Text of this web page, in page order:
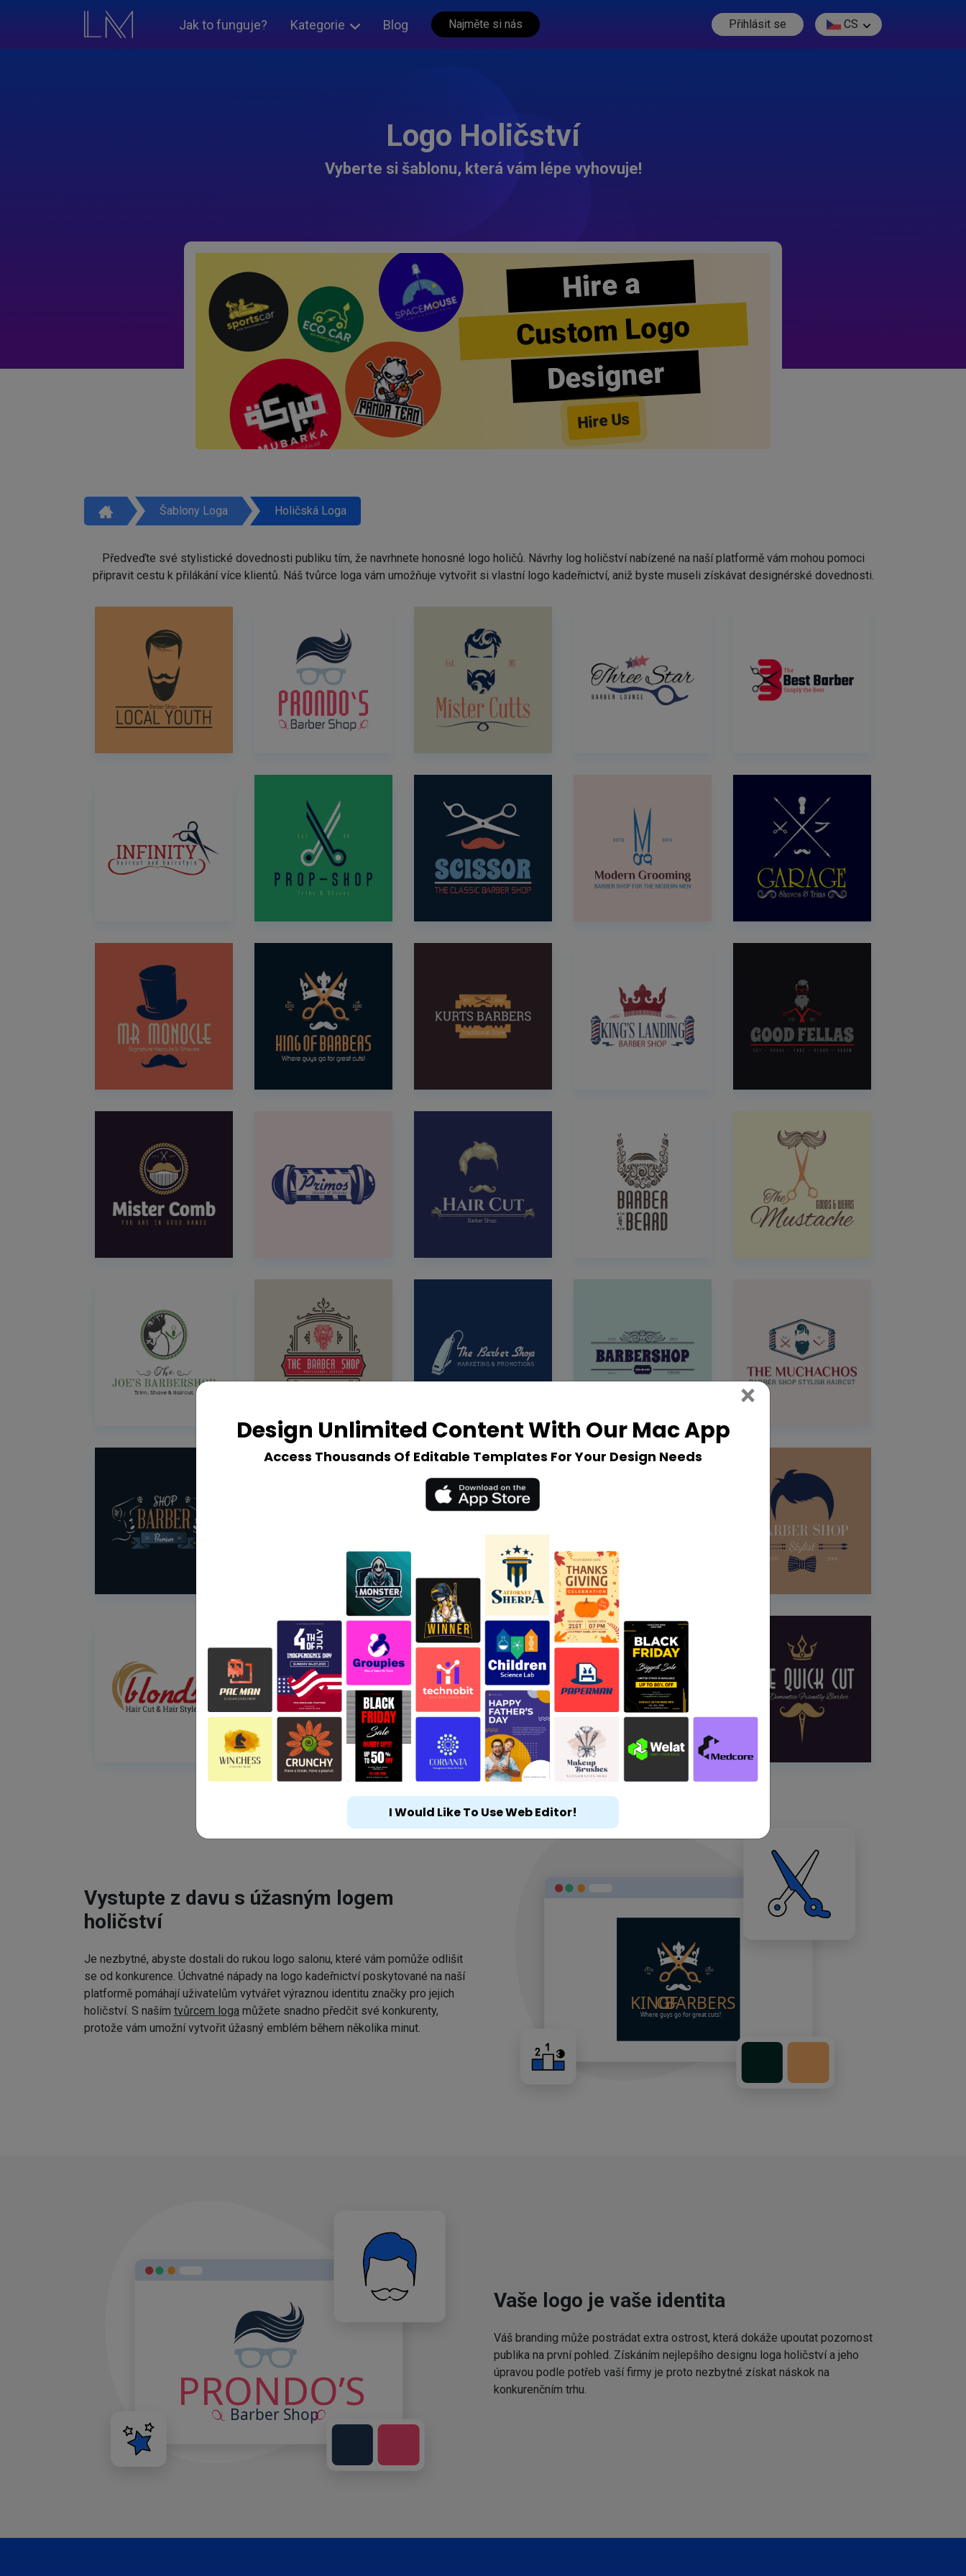
Jak to funguje? Kategorie Blog Najměte si nás Přihlásit se CS
Logo Holičství
Vyberte si šablonu, která vám lépe vyhovuje!
Hire a
Custom Logo
Designer
Hire Us
Šablony Loga Holičská Loga
Předveďte své stylistické dovednosti publiku tím, že navrhnete honosné logo holičů. Návrhy log holičství nabízené na naší platformě vám mohou pomoci
připravit cestu k přilákání více klientů. Náš tvůrce loga vám umožňuje vytvořit si vlastní logo kadeřnictví, aniž byste museli získávat designérské dovednosti.
Vystupte z davu s úžasným logem
holičství
Je nezbytné, abyste dostali do rukou logo salonu, které vám pomůže odlišit
se od konkurence. Úchvatné nápady na logo kadeřnictví poskytované na naší
platformě pomáhají uživatelům vytvářet výraznou identitu značky pro jejich
holičství. S naším tvůrcem loga můžete snadno předčit své konkurenty,
protože vám umožní vytvořit úžasný emblém během několika minut.
Vaše logo je vaše identita
Váš branding může postrádat extra ostrost, která dokáže upoutat pozornost
publika na první pohled. Získáním nejlepšího designu loga holičství a jeho
úpravou podle potřeb vaší firmy je proto nezbytné získat náskok na
konkurenčním trhu.
Design Unlimited Content With Our Mac App
Access Thousands Of Editable Templates For Your Design Needs
× Close
I Would Like To Use Web Editor!